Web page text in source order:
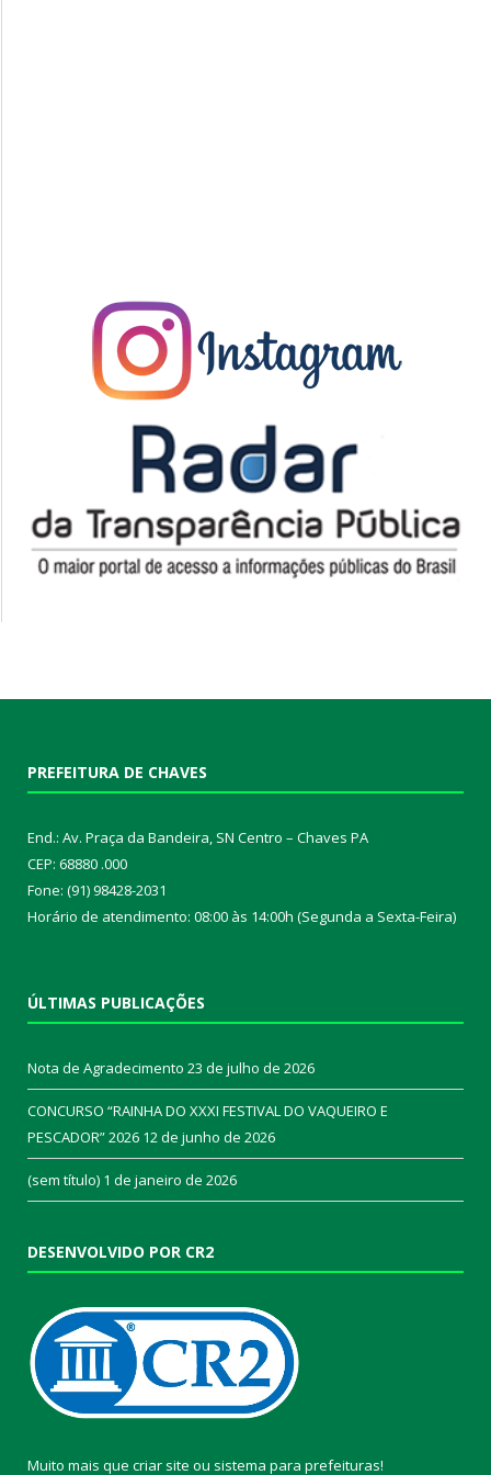
PREFEITURA DE CHAVES
End.: Av. Praça da Bandeira, SN Centro – Chaves PA
CEP: 68880 .000
Fone: (91) 98428-2031
Horário de atendimento: 08:00 às 14:00h (Segunda a Sexta-Feira)
ÚLTIMAS PUBLICAÇÕES
Nota de Agradecimento 23 de julho de 2026
CONCURSO “RAINHA DO XXXI FESTIVAL DO VAQUEIRO E
PESCADOR” 2026 12 de junho de 2026
(sem título) 1 de janeiro de 2026
DESENVOLVIDO POR CR2
Muito mais que criar site ou sistema para prefeituras!